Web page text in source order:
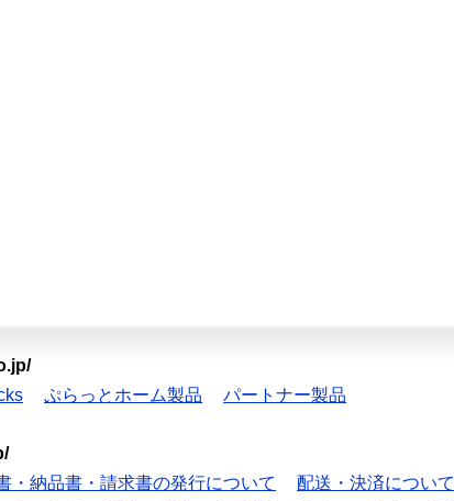
ぷらっとホーム製品 パートナー製品
・納品書・請求書の発行について 配送・決済について